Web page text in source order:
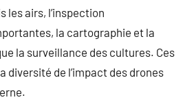
les airs, l’inspection
la cartographie et la
la surveillance des cultures. Ces
diversité de l’impact des drones